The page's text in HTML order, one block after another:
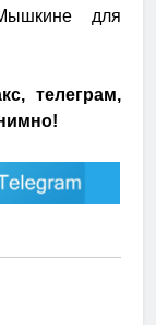
для
телеграм,